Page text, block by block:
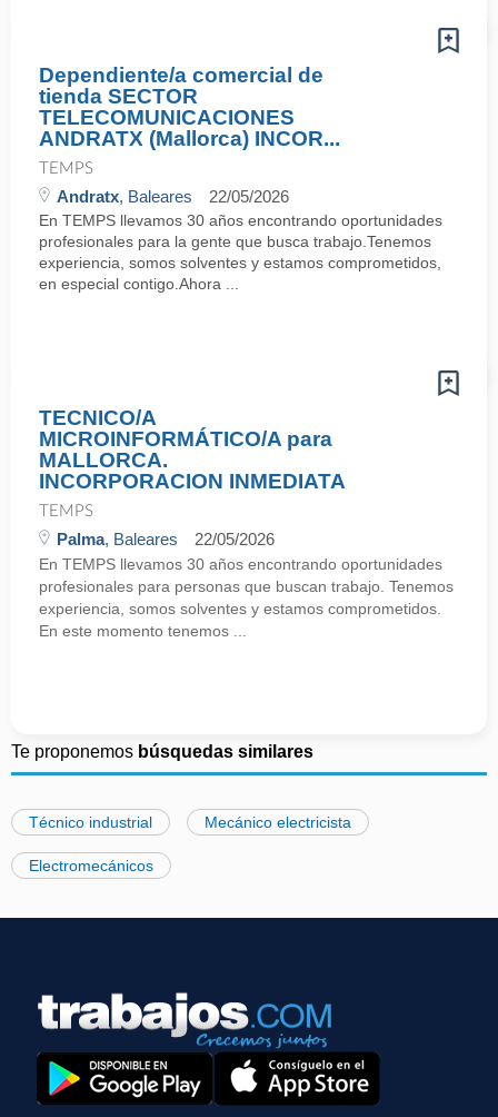
Dependiente/a comercial de
tienda SECTOR
TELECOMUNICACIONES
ANDRATX (Mallorca) INCOR...
TEMPS
Andratx, Baleares 22/05/2026
En TEMPS llevamos 30 años encontrando oportunidades
profesionales para la gente que busca trabajo.Tenemos
experiencia, somos solventes y estamos comprometidos,
en especial contigo.Ahora ...
TECNICO/A
MICROINFORMÁTICO/A para
MALLORCA.
INCORPORACION INMEDIATA
TEMPS
Palma, Baleares 22/05/2026
En TEMPS llevamos 30 años encontrando oportunidades
profesionales para personas que buscan trabajo. Tenemos
experiencia, somos solventes y estamos comprometidos.
En este momento tenemos ...
Te proponemos búsquedas similares
Técnico industrial Mecánico electricista
Electromecánicos